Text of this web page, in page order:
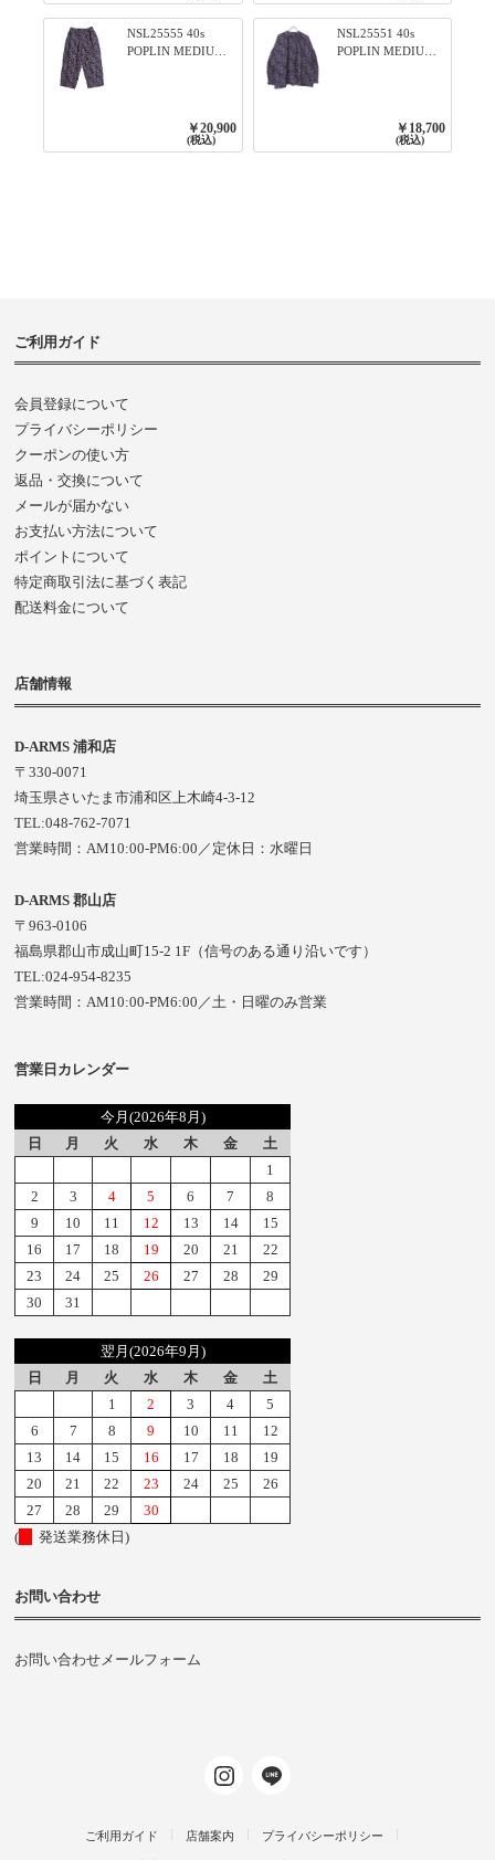
NSL25555 40s
POPLIN MEDIUM
￥20,900
(税込)
NSL25551 40s
POPLIN MEDIUM
3800NAVY BASE
￥18,700
(税込)
ご利用ガイド
会員登録について
プライバシーポリシー
クーポンの使い方
返品・交換について
メールが届かない
お支払い方法について
ポイントについて
特定商取引法に基づく表記
配送料金について
店舗情報
D-ARMS 浦和店
〒330-0071
埼玉県さいたま市浦和区上木崎4-3-12
TEL:048-762-7071
営業時間：AM10:00-PM6:00／定休日：水曜日
D-ARMS 郡山店
〒963-0106
福島県郡山市成山町15-2 1F（信号のある通り沿いです）
TEL:024-954-8235
営業時間：AM10:00-PM6:00／土・日曜のみ営業
営業日カレンダー
今月(2026年8月)
日
月 火 水 木 金
土
1
2
3 4 5 6 7
8
9
10 11 12 13 14
15
16
17 18 19 20 21
22
23
24 25 26 27 28
29
30
31
翌月(2026年9月)
日
月 火 水 木 金
土
1
2 3 4
5
6
7 8 9 10 11
12
13
14 15 16 17 18
19
20
21 22 23 24 25
26
27
28 29
30
(
発送業務休日)
お問い合わせ
お問い合わせメールフォーム
ご利用ガイド 店舗案内 プライバシーポリシー